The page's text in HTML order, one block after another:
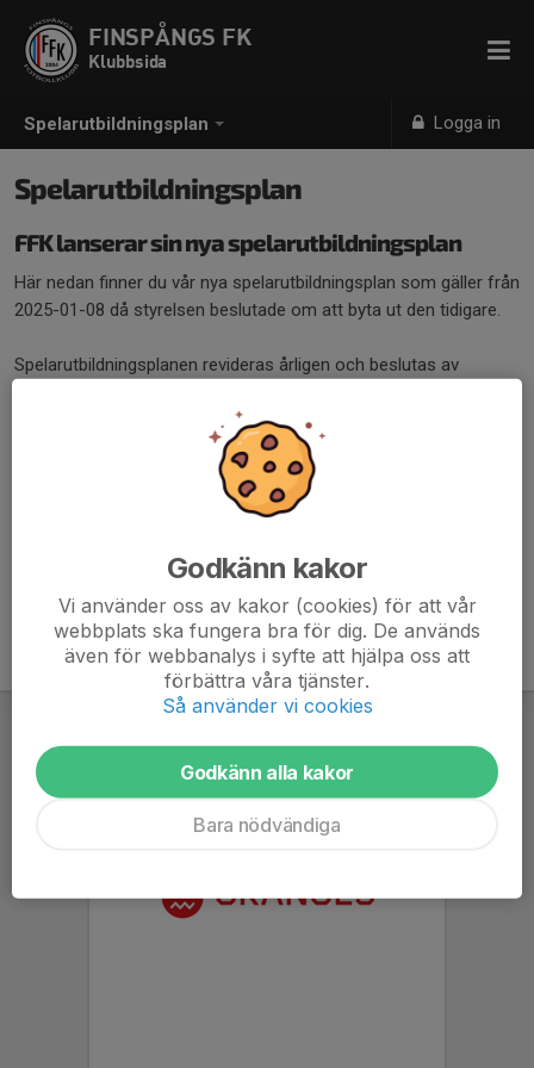
Spelarutbildningsplan Logga in
FINSPÅNGS FK
Klubbsida
Spelarutbildningsplan
FFK lanserar sin nya spelarutbildningsplan
Här nedan finner du vår nya spelarutbildningsplan som gäller från
2025-01-08 då styrelsen beslutade om att byta ut den tidigare.
Spelarutbildningsplanen revideras årligen och beslutas av
Godkänn kakor
Vi använder oss av kakor (cookies) för att vår
webbplats ska fungera bra för dig. De används
även för webbanalys i syfte att hjälpa oss att
förbättra våra tjänster.
Så använder vi cookies
Godkänn alla kakor
Bara nödvändiga